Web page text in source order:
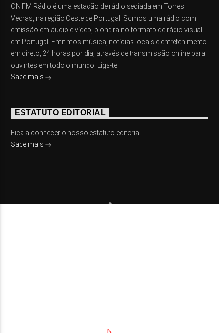
ON FM Rádio é uma estação de rádio sediada em Torres
Vedras, na região Oeste de Portugal. Somos uma rádio com
emissão em áudio e vídeo, pioneira no formato de rádio visual
em Portugal. Emitimos música, notícias locais e entretenimento
em direto, 24 horas por dia, através de transmissão online para
ouvintes em todo o mundo. Liga-te!
Sabe mais
ESTATUTO EDITORIAL
Fica a conhecer o nosso estatuto editorial
Sabe mais